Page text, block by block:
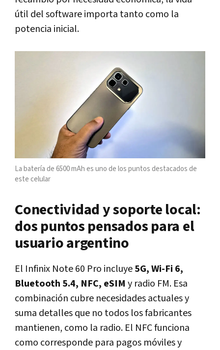
útil del software importa tanto como la
potencia inicial.
La batería de 6500 mAh es uno de los puntos destacados de
este celular
Conectividad y soporte local:
dos puntos pensados para el
usuario argentino
El Infinix Note 60 Pro incluye5G, Wi-Fi 6,
Bluetooth 5.4, NFC, eSIM y radio FM. Esa
combinación cubre necesidades actuales y
suma detalles que no todos los fabricantes
mantienen, como la radio. El NFC funciona
como corresponde para pagos móviles y